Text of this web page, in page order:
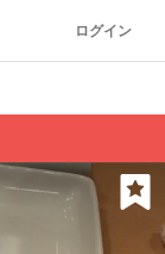
ログイン